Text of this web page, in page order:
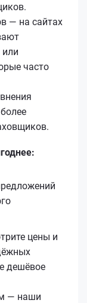
— на сайтах
часто
цены и
дешёвое
— наши